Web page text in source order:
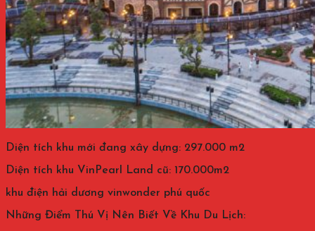
Diện tích khu mới đang xây dựng: 297.000 m2
Diện tích khu VinPearl Land cũ: 170.000m2
khu điện hải dương vinwonder phú quốc
Những Điểm Thú Vị Nên Biết Về Khu Du Lịch: